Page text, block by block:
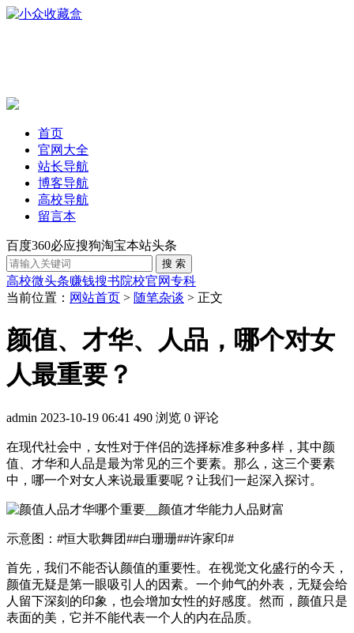
首页
官网大全
站长导航
博客导航
高校导航
留言本
百度360必应搜狗淘宝本站头条
高校微头条赚钱搜书院校官网专科
当前位置： 网站首页 > 随笔杂谈 > 正文
颜值、才华、人品，哪个对女
人最重要？
admin 2023-10-19 06:41 490 浏览 0 评论
在现代社会中，女性对于伴侣的选择标准多种多样，其中颜
值、才华和人品是最为常见的三个要素。那么，这三个要素
中，哪一个对女人来说最重要呢？让我们一起深入探讨。
示意图：#恒大歌舞团##白珊珊#​#许家印#
首先，我们不能否认颜值的重要性。在视觉文化盛行的今天，
颜值无疑是第一眼吸引人的因素。一个帅气的外表，无疑会给
人留下深刻的印象，也会增加女性的好感度。然而，颜值只是
表面的美，它并不能代表一个人的内在品质。